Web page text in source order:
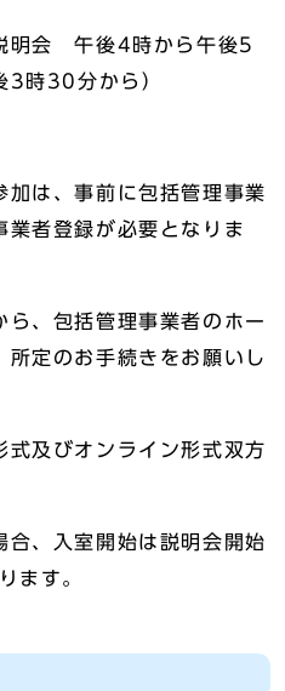
会 午後4時から午後5
3時30分から）
は、事前に包括管理事業
業者登録が必要となりま
、包括管理事業者のホー
所定のお手続きをお願いし
及びオンライン形式双方
、入室開始は説明会開始
ます。